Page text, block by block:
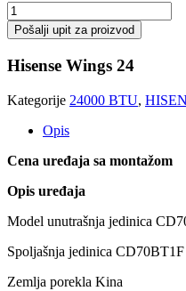
Hisense
Wings
24
količina
Pošalji upit za proizvod
Hisense Wings 24
Kategorije 24000 BTU,
Opis
Cena uređaja sa montažom
Opis uređaja
Model unutrašnja jedinica
Spoljašnja jedinica CD70BT1F
Zemlja porekla Kina